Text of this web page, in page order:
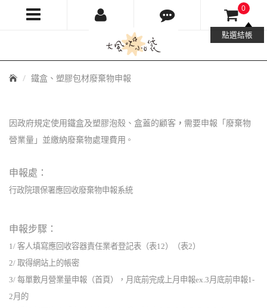
0
點選結帳
大
風
吹
小
口
首
鐵盒、塑膠包材廢棄物申報
因政府規定使用鐵盒及塑膠泡殼、盒蓋的顧客 ， 需要申報「廢棄物
營業量」並繳納廢棄物處理費用 。
申報處：
行政院環保署應回收廢棄物申報系統
申報步驟：
1/ 客人填寫應回收容器責任業者登記表（表12）（表2）
2/ 取得網站上的帳密
3/ 每單數月營業量申報（首頁），月底前完成上月申報ex.3月底前申報1-
2月的